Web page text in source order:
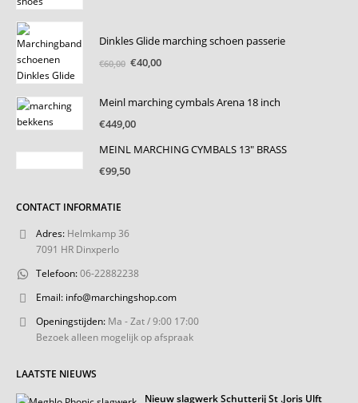
Dinkles Glide marching schoen passerie
€60,00 Oorspronkelijke
€60,00.
€40,00Huidige
€40,00.
Meinl marching cymbals Arena 18 inch
€449,00
MEINL MARCHING CYMBALS 13" BRASS
€99,50
CONTACT INFORMATIE
Adres: Helmkamp 36
7091 HR Dinxperlo
Telefoon:06-22882238
Email: info@marchingshop.com
Openingstijden: Ma - Zat / 9:00 17:00
Bezoek alleen mogelijk op afspraak
LAATSTE NIEUWS
Nieuw slagwerk Schutterij St .Joris Ulft